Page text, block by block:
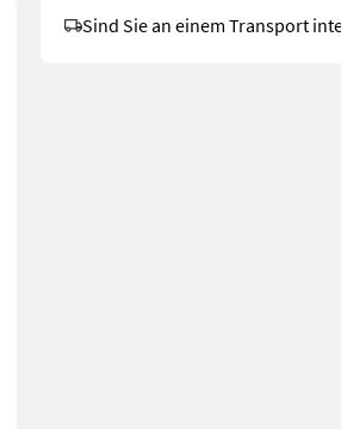
Sind Sie an einem Transport